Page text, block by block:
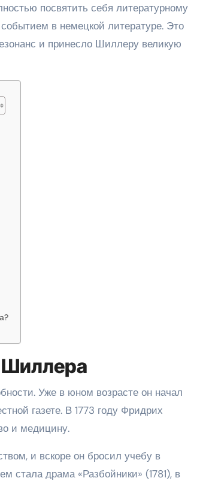
посвятить себя литературному
в немецкой литературе. Это
и принесло Шиллеру великую
Шиллера
Уже в юном возрасте он начал
газете. В 1773 году Фридрих
и медицину.
и вскоре он бросил учебу в
стала драма «Разбойники» (1781), в